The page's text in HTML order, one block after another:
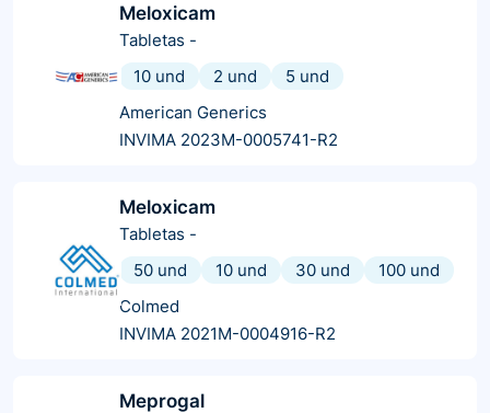
Meloxicam
Tabletas -
10 und
2 und
5 und
American Generics
INVIMA 2023M-0005741-R2
Meloxicam
Tabletas -
50 und
10 und 30 und
100 und
Colmed
INVIMA 2021M-0004916-R2
Meprogal